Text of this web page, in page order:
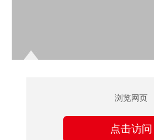
浏览网页
点击访问